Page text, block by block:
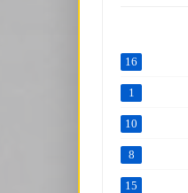
16
1
10
8
15